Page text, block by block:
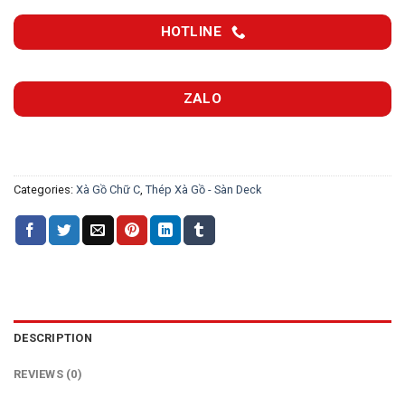
HOTLINE
ZALO
Categories: Xà Gồ Chữ C, Thép Xà Gồ - Sàn Deck
DESCRIPTION
REVIEWS (0)